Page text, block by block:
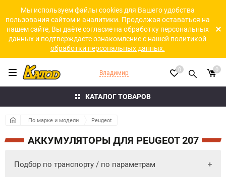
Мы используем файлы cookies для Вашего удобства
пользования сайтом и аналитики. Продолжая оставаться на
нашем сайте, Вы даёте согласие на обработку персональных
данных и подтверждаете ознакомление с нашей политикой
обработки персональных данных.
КАТАЛОГ ТОВАРОВ
Владимир 0 0
По марке и модели Peugeot
АККУМУЛЯТОРЫ ДЛЯ PEUGEOT 207
Подбор по транспорту / по параметрам